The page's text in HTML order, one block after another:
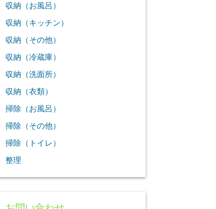
収納（お風呂）
収納（キッチン）
収納（その他）
収納（冷蔵庫）
収納（洗面所）
収納（衣類）
掃除（お風呂）
掃除（その他）
掃除（トイレ）
整理